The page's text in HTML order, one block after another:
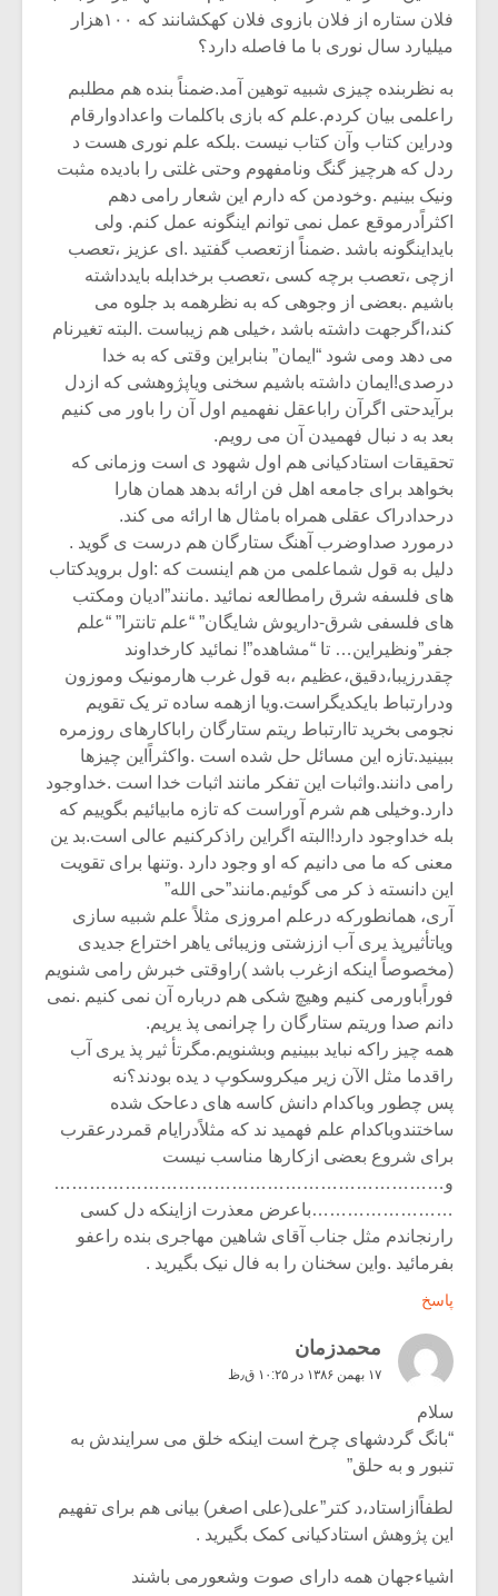
فلان ستاره از فلان بازوی فلان کهکشانند که ۱۰۰هزار
میلیارد سال نوری با ما فاصله دارد؟
به نظربنده چیزی شبیه توهین آمد.ضمناً بنده هم مطلبم
راعلمی بیان کردم.علم که بازی باکلمات واعدادوارقام
ودراین کتاب وآن کتاب نیست .بلکه علم نوری هست د
ردل که هرچیز گنگ ونامفهوم وحتی غلتی را بادیده مثبت
ونیک بینیم .وخودمن که دارم این شعار رامی دهم
اکثراًدرموقع عمل نمی توانم اینگونه عمل کنم. ولی
بایداینگونه باشد .ضمناً ازتعصب گفتید .ای عزیز ،تعصب
ازچی ،تعصب برچه کسی ،تعصب برخدابله بایدداشته
باشیم .بعضی از وجوهی که به نظرهمه بد جلوه می
کند،اگرجهت داشته باشد ،خیلی هم زیباست .البته تغیرنام
می دهد ومی شود “ایمان” بنابراین وقتی که به خدا
درصدی!ایمان داشته باشیم سخنی ویاپژوهشی که ازدل
برآیدحتی اگرآن راباعقل نفهمیم اول آن را باور می کنیم
بعد به د نبال فهمیدن آن می رویم.
تحقیقات استادکیانی هم اول شهود ی است وزمانی که
بخواهد برای جامعه اهل فن ارائه بدهد همان هارا
درحدادراک عقلی همراه بامثال ها ارائه می کند.
درمورد صداوضرب آهنگ ستارگان هم درست ی گوید .
دلیل به قول شماعلمی من هم اینست که :اول برویدکتاب
های فلسفه شرق رامطالعه نمائید .مانند”ادیان ومکتب
های فلسفی شرق-داریوش شایگان” “علم تانترا” “علم
جفر”ونظیراین… تا “مشاهده”! نمائید کارخداوند
چقدرزیبا،دقیق،عظیم ،به قول غرب هارمونیک وموزون
ودرارتباط بایکدیگراست.ویا ازهمه ساده تر یک تقویم
نجومی بخرید تاارتباط ریتم ستارگان راباکارهای روزمره
ببینید.تازه این مسائل حل شده است .واکثراًاین چیزها
رامی دانند.واثبات این تفکر مانند اثبات خدا است .خداوجود
دارد.وخیلی هم شرم آوراست که تازه مابیائیم بگوییم که
بله خداوجود دارد!البته اگراین راذکرکنیم عالی است.بد ین
معنی که ما می دانیم که او وجود دارد .وتنها برای تقویت
این دانسته ذ کر می گوئیم.مانند”حی الله”
آری، همانطورکه درعلم امروزی مثلاً علم شبیه سازی
ویاتأثیرپذ یری آب اززشتی وزیبائی یاهر اختراع جدیدی
(مخصوصاً اینکه ازغرب باشد )راوقتی خبرش رامی شنویم
فوراًباورمی کنیم وهیچ شکی هم درباره آن نمی کنیم .نمی
دانم صدا وریتم ستارگان را چرانمی پذ یریم.
همه چیز راکه نباید ببینیم وبشنویم.مگرتأ ثیر پذ یری آب
راقدما مثل الآن زیر میکروسکوپ د یده بودند؟نه
پس چطور وباکدام دانش کاسه های دعاحک شده
ساختندوباکدام علم فهمید ند که مثلاًدرایام قمردرعقرب
برای شروع بعضی ازکارها مناسب نیست
و…………………………………………………………
……………………باعرض معذرت ازاینکه دل کسی
رارنجاندم مثل جناب آقای شاهین مهاجری بنده راعفو
بفرمائید .واین سخنان را به فال نیک بگیرید .
پاسخ
محمدزمان
۱۷ بهمن ۱۳۸۶ در ۱۰:۲۵ ق٫ظ
سلام
“بانگ گردشهای چرخ است اینکه خلق می سرایندش به
تنبور و به حلق”
لطفاًازاستاد،د کتر”علی(علی اصغر) بیانی هم برای تفهیم
این پژوهش استادکیانی کمک بگیرید .
اشیاءجهان همه دارای صوت وشعورمی باشند